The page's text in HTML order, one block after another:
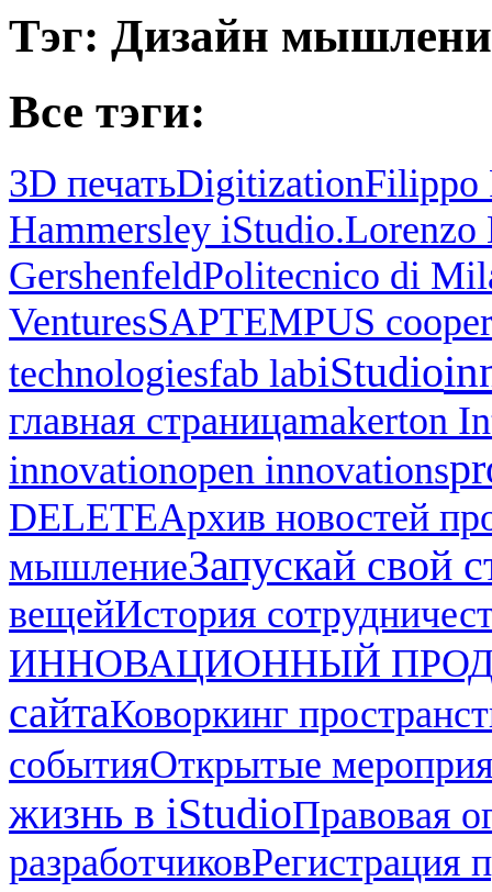
Тэг: Дизайн
Все тэги:
3D печатьDigitizationFilippo
Hammersley iStudio.Lorenzo
GershenfeldPolitecnico di
VenturesSAPTEMPUS
technologiesfab labiStudio
главная страницаmakerton
innovationopen innovations
DELETEАрхив новостей
мышлениеЗапускай свой
вещейИстория
ИННОВАЦИОННЫЙ
сайтаКоворкинг
событияОткрытые
жизнь в iStudioПравовая
разработчиковРегистрация